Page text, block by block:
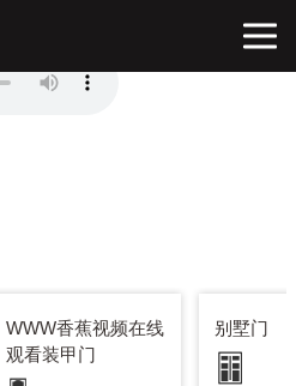
WWW香蕉视频在线
观看装甲门
别墅门